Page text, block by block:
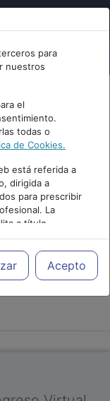
para
nuestros
el
todas o
de Cookies.
está referida a
dirigida a
para prescribir
La
a título
de los
y decidir, en
a lasAcepto